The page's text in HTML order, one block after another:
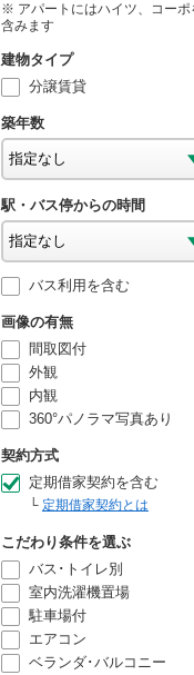
アパートにはハイツ、コーポ
含みます
建物タイプ
分譲賃貸
築年数
駅・バス停からの時間
バス利用を含む
画像の有無
間取図付
外観
内観
360°パノラマ写真あり
契約方式
定期借家契約を含む
定期借家契約とは
こだわり条件を選ぶ
バス･トイレ別
室内洗濯機置場
駐車場付
エアコン
ベランダ･バルコニー